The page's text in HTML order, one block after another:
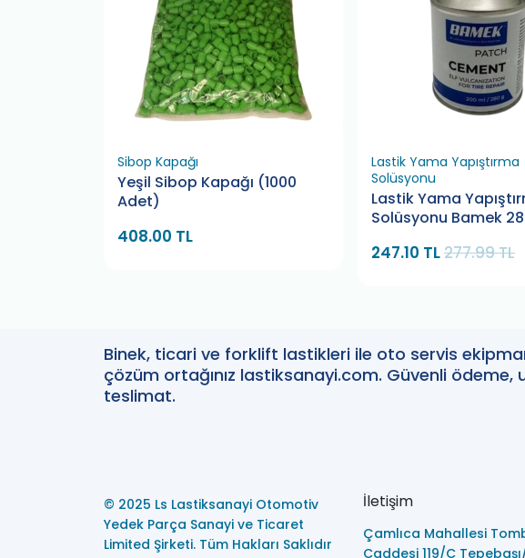
Sibop Kapağı
Yeşil Sibop Kapağı (1000
Adet)
408.00 TL
Lastik Yama Yapıştırma
Solüsyonu
Lastik Yama
Solüsyonu Bamek
247.10 TL277.99 TL
Binek, ticari ve forklift lastikleri ile oto servis
çözüm ortağınız lastiksanayi.com. Güvenli ödeme,
teslimat.
© 2025 Ls Lastiksanayi Otomotiv
Yedek Parça Sanayi ve Ticaret
Limited Şirketi. Tüm Hakları Saklıdır
İletişim
Çamlıca Mahallesi
Caddesi 119/C